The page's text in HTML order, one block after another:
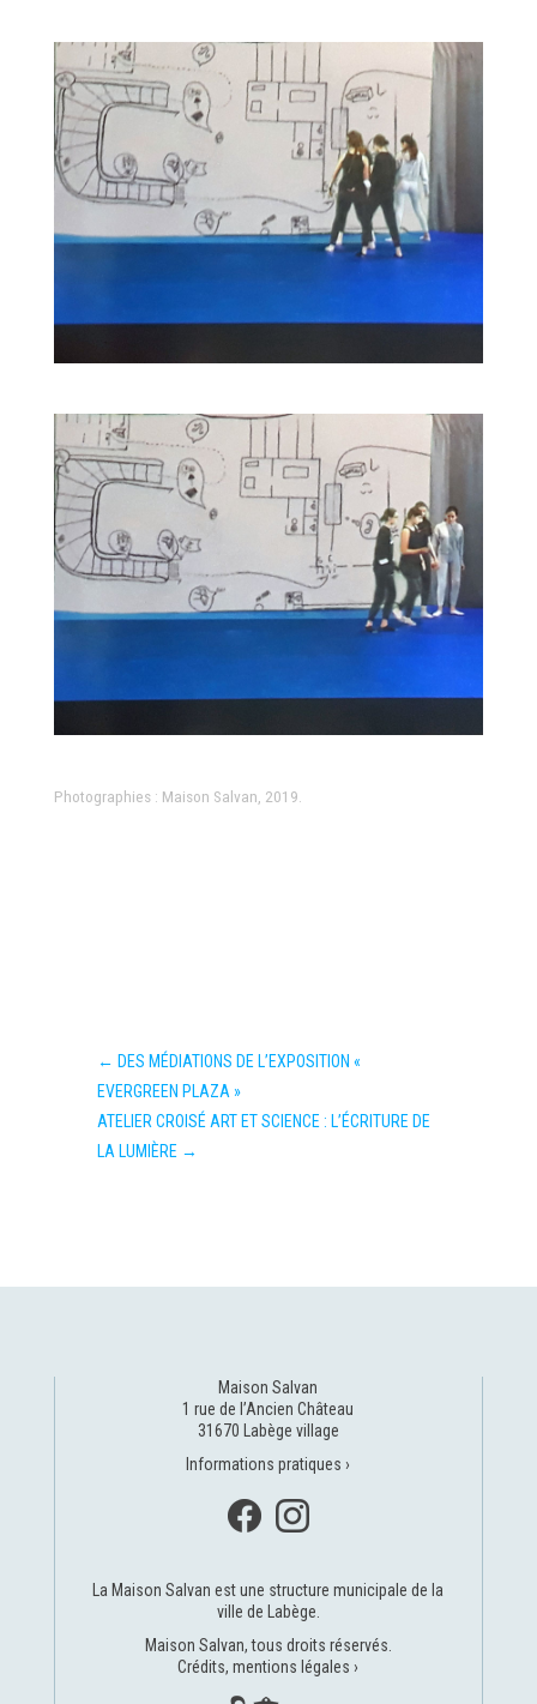
Photographies : Maison Salvan, 2019.
← DES MÉDIATIONS DE L’EXPOSITION «
EVERGREEN PLAZA »
ATELIER CROISÉ ART ET SCIENCE : L’ÉCRITURE DE
LA LUMIÈRE →
Maison Salvan
1 rue de l’Ancien Château
31670 Labège village
Informations pratiques ›
La Maison Salvan est une structure municipale de la
ville de Labège
Maison Salvan, tous droits réservés.
Crédits, mentions légales ›